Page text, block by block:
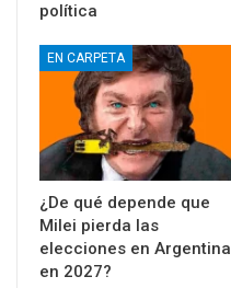
política
EN CARPETA
¿De qué depende que
Milei pierda las
elecciones en Argentina
en 2027?